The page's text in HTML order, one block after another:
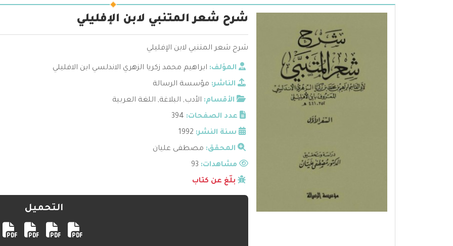
شرح شعر المتنبي لابن الإفليلي
شرح شعر المتنبي لابن الإفليلي
المؤلف: ابراهيم محمد زكريا الزهري الاندلسي ابن الافليلي
الناشر: مؤسسة الرسالة
الأقسام: الأدب, البلاغة, اللغة العربية
عدد الصفحات: 394
سنة النشر: 1992
المحقق: مصطفى عليان
مشاهدات:
بلّغ عن كتاب
التحميل